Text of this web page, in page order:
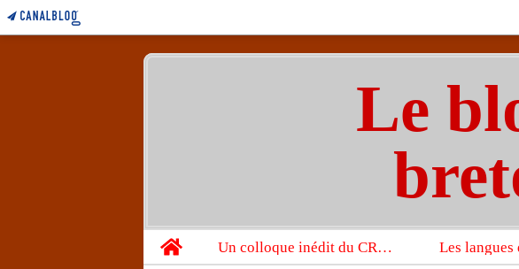
Le
Home
Un colloque inédit du CRBC sur les victimes de l’année 1944